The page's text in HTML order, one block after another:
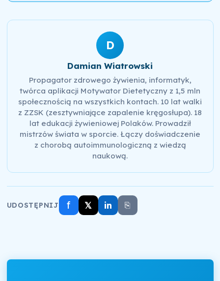
D
Damian Wiatrowski
Propagator zdrowego żywienia, informatyk,
twórca aplikacji Motywator Dietetyczny z 1,5 mln
społecznością na wszystkich kontach. 10 lat walki
z ZZSK (zesztywniające zapalenie kręgosłupa). 18
lat edukacji żywieniowej Polaków. Prowadził
mistrzów świata w sporcie. Łączy doświadczenie
z chorobą autoimmunologiczną z wiedzą
naukową.
UDOSTĘPNIJ f 𝕏 in ⎘